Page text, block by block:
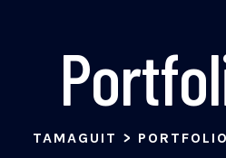
TAMAGUIT > PORTFOLIO